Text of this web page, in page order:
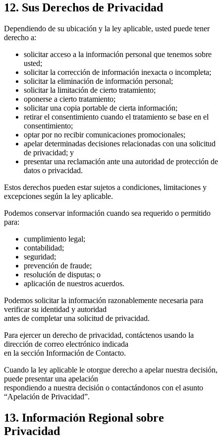
12. Sus Derechos de Privacidad
Dependiendo de su ubicación y la ley aplicable, usted puede tener
derecho a:
solicitar acceso a la información personal que tenemos sobre
usted;
solicitar la corrección de información inexacta o incompleta;
solicitar la eliminación de información personal;
solicitar la limitación de cierto tratamiento;
oponerse a cierto tratamiento;
solicitar una copia portable de cierta información;
retirar el consentimiento cuando el tratamiento se base en el
consentimiento;
optar por no recibir comunicaciones promocionales;
apelar determinadas decisiones relacionadas con una solicitud
de privacidad; y
presentar una reclamación ante una autoridad de protección de
datos o privacidad.
Estos derechos pueden estar sujetos a condiciones, limitaciones y
excepciones según la ley aplicable.
Podemos conservar información cuando sea requerido o permitido
para:
cumplimiento legal;
contabilidad;
seguridad;
prevención de fraude;
resolución de disputas; o
aplicación de nuestros acuerdos.
Podemos solicitar la información razonablemente necesaria para
verificar su identidad y autoridad
antes de completar una solicitud de privacidad.
Para ejercer un derecho de privacidad, contáctenos usando la
dirección de correo electrónico indicada
en la sección Información de Contacto.
Cuando la ley aplicable le otorgue derecho a apelar nuestra decisión,
puede presentar una apelación
respondiendo a nuestra decisión o contactándonos con el asunto
“Apelación de Privacidad”.
13. Información Regional sobre
Privacidad